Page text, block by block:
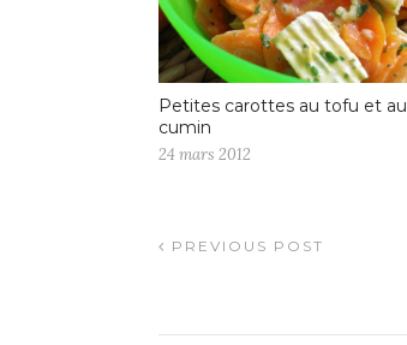
Petites carottes au tofu et au
cumin
24 mars 2012
PREVIOUS POST